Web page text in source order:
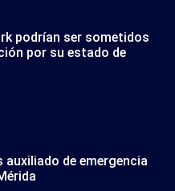
podrían ser sometidos
por su estado de
de emergencia